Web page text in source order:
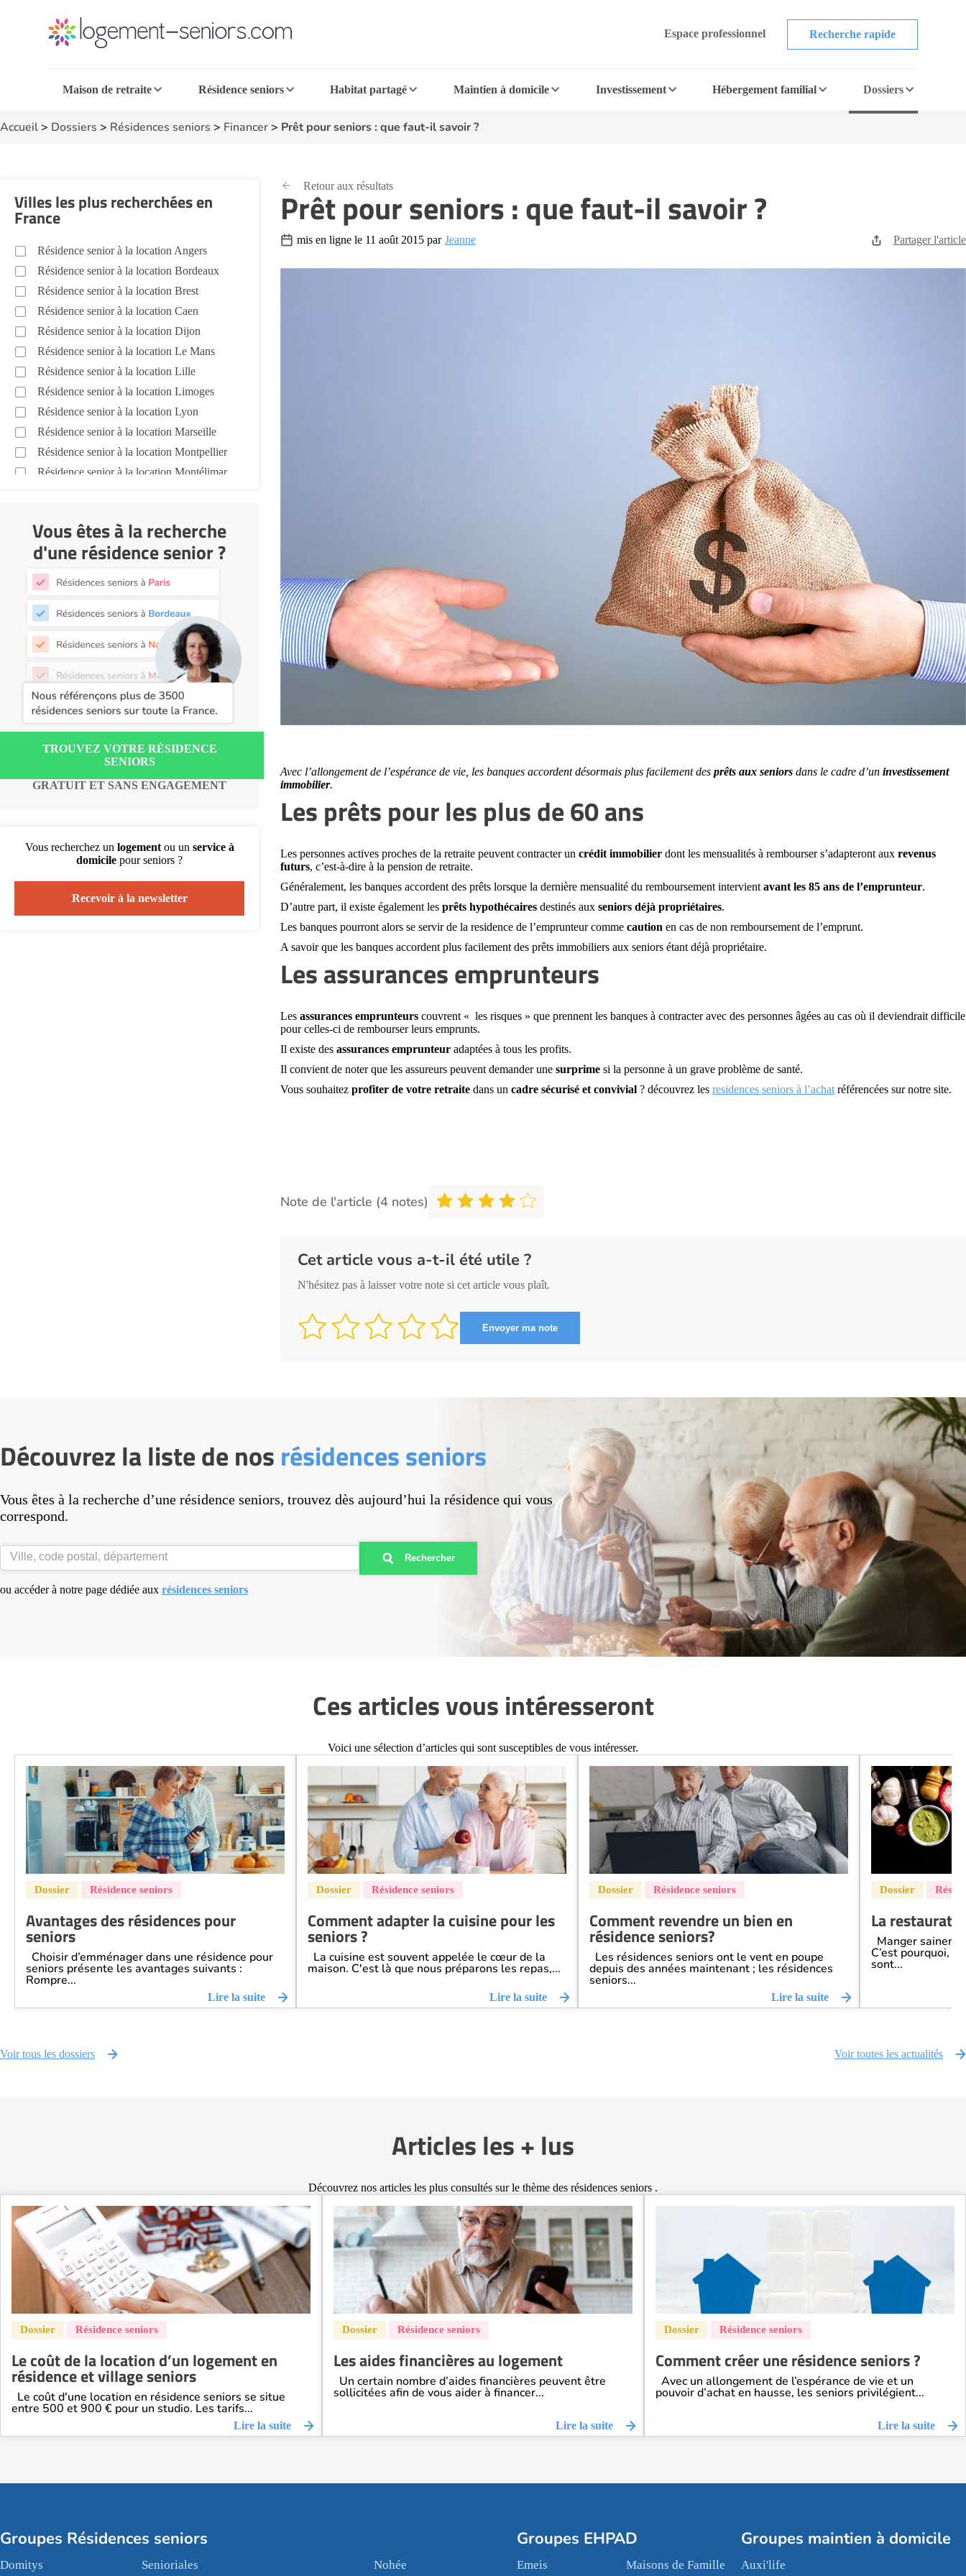
Espace professionnel Recherche rapide
Maison de retraite Résidence seniors Habitat partagé Maintien à domicile Investissement Hébergement familial Dossiers
Accueil> Dossiers > Résidences seniors > Financer> Prêt pour seniors : que faut-il savoir ?
Villes les plus recherchées en
France
Résidence senior à la location Angers
Résidence senior à la location Bordeaux
Résidence senior à la location Brest
Résidence senior à la location Caen
Résidence senior à la location Dijon
Résidence senior à la location Le Mans
Résidence senior à la location Lille
Résidence senior à la location Limoges
Résidence senior à la location Lyon
Résidence senior à la location Marseille
Résidence senior à la location Montpellier
Résidence senior à la location Montélimar
Résidence senior à la location Orléans
Résidence senior à la location Perpignan
Résidence senior à la location Reims
Résidence senior à la location Rennes
Résidence senior à la location Strasbourg
Résidence senior à la location Toulouse
Recherche par ville
Vous êtes à la recherche
d'une résidence senior ?
TROUVEZ VOTRE RÉSIDENCE
SENIORS
GRATUIT ET SANS ENGAGEMENT
Vous recherchez un logementou un service à
domicile pour seniors ?
Recevoir à la newsletter
Retour aux résultats
Prêt pour seniors : que faut-il savoir ?
mis en ligne le 11 août 2015 par Jeanne Partager l'article
Avec l’allongement de l’espérance de vie, les banques accordent désormais plus facilement des prêts aux seniors dans le cadre d’un investissement
immobilier.
Les prêts pour les plus de 60 ans
Les personnes actives proches de la retraite peuvent contracter un crédit immobilier dont les mensualités à rembourser s’adapteront aux revenus
futurs, c’est-à-dire à la pension de retraite.
Généralement, les banques accordent des prêts lorsque la dernière mensualité du remboursement intervient avant les 85 ans de l’emprunteur.
D’autre part, il existe également les prêts hypothécaires destinés aux seniors déjà propriétaires.
Les banques pourront alors se servir de la residence de l’emprunteur comme caution en cas de non remboursement de l’emprunt.
A savoir que les banques accordent plus facilement des prêts immobiliers aux seniors étant déjà propriétaire.
Les assurances emprunteurs
Les assurances emprunteurs couvrent « les risques » que prennent les banques à contracter avec des personnes âgées au cas où il deviendrait difficile
pour celles-ci de rembourser leurs emprunts.
Il existe des assurances emprunteur adaptées à tous les profits.
Il convient de noter que les assureurs peuvent demander une surprime si la personne à un grave problème de santé.
Vous souhaitez profiter de votre retraite dans un cadre sécurisé et convivial ? découvrez les residences seniors à l’achat référencées sur notre site.
Note de l'article (4 notes)
Cet article vous a-t-il été utile ?
N'hésitez pas à laisser votre note si cet article vous plaît.
Découvrez la liste de nos résidences seniors
Vous êtes à la recherche d’une résidence seniors, trouvez dès aujourd’hui la résidence qui vous
correspond.
Rechercher
ou accéder à notre page dédiée aux résidences seniors
Ces articles vous intéresseront
Voici une sélection d’articles qui sont susceptibles de vous intéresser.
Avantages des résidences pour
seniors
Choisir d’emménager dans une résidence pour
seniors présente les avantages suivants :
Rompre...
Lire la suite
Comment adapter la cuisine pour les
seniors ?
La cuisine est souvent appelée le cœur de la
maison. C'est là que nous préparons les repas,...
Lire la suite
Comment revendre un bien en
résidence seniors?
Les résidences seniors ont le vent en poupe
depuis des années maintenant ; les résidences
seniors...
Lire la suite
La
Manger
C’est pourquoi,
sont...
Voir tous les dossiers Voir toutes les actualités
Articles les + lus
Découvrez nos articles les plus consultés sur le thème des résidences seniors .
Le coût de la location d’un logement en
résidence et village seniors
Le coût d'une location en résidence seniors se situe
entre 500 et 900 € pour un studio. Les tarifs...
Lire la suite
Les aides financières au logement
Un certain nombre d’aides financières peuvent être
sollicitées afin de vous aider à financer...
Lire la suite
Comment créer une résidence seniors ?
Avec un allongement de l’espérance de vie et un
pouvoir d’achat en hausse, les seniors privilégient...
Lire la suite
Groupes Résidences seniors
Domitys Senioriales Nohée
Groupes EHPAD
Emeis Maisons de Famille
Groupes maintien à domicile
Auxi'life